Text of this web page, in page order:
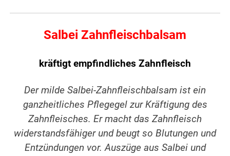
Salbei Zahnfleischbalsam
kräftigt empfindliches Zahnfleisch
Der milde Salbei-Zahnfleischbalsam ist ein
ganzheitliches Pflegegel zur Kräftigung des
Zahnfleisches. Er macht das Zahnfleisch
widerstandsfähiger und beugt so Blutungen und
Entzündungen vor. Auszüge aus Salbei und